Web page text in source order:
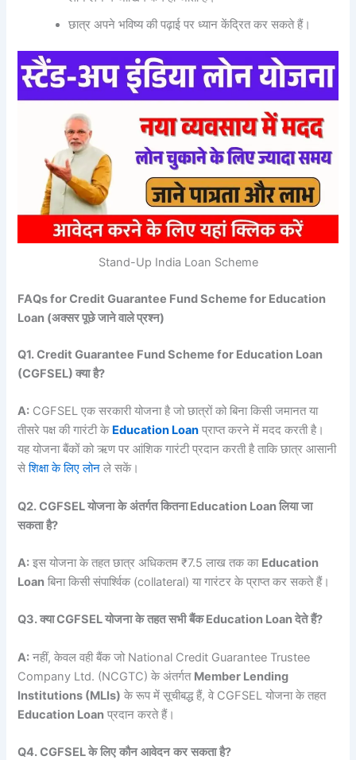
छात्र अपने भविष्य की पढ़ाई पर ध्यान केंद्रित कर सकते हैं।
Stand-Up India Loan Scheme
FAQs for Credit Guarantee Fund Scheme for Education
Loan (अक्सरपूछेजानेवालेप्रश्न)
Q1. Credit Guarantee Fund Scheme for Education Loan
(CGFSEL)क्या है?
A: CGFSEL एक सरकारी योजना है जो छात्रों को बिना किसी जमानत या
तीसरे पक्ष की गारंटी के Education Loan प्राप्त करने में मदद करती है।
यह योजना बैंकों को ऋण पर आंशिक गारंटी प्रदान करती है ताकि छात्र आसानी
सेशिक्षा के लिए लोन ले सकें।
Q2. CGFSELयोजना के अंतर्गत कितनाEducation Loanलिया जा
सकता है?
A: इस योजना के तहत छात्र अधिकतम ₹7.5 लाख तक का Education
Loan बिना किसी संपार्श्विक (collateral) या गारंटर के प्राप्त कर सकते हैं।
Q3.क्याCGFSELयोजना के तहत सभी बैंकEducation Loanदेते हैं?
A: नहीं, केवल वही बैंक जो National Credit Guarantee Trustee
Company Ltd. (NCGTC) के अंतर्गत Member Lending
Institutions (MLIs) के रूप में सूचीबद्ध हैं, वे CGFSEL योजना के तहत
Education Loan प्रदान करते हैं।
Q4. CGFSELके लिए कौन आवेदन कर सकता है?